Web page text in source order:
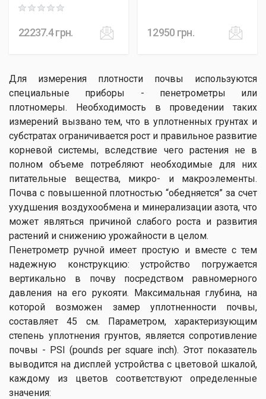
Rating: 0 out of 5
22237.4грн. 12950 грн.
Для измерения плотности почвы используются
специальные приборы - пенетрометры или
плотномеры. Необходимость в проведении таких
измерений вызвано тем, что в уплотненных грунтах и
субстратах ограничивается рост и правильное развитие
корневой системы, вследствие чего растения не в
полном объеме потребляют необходимые для них
питательные вещества, микро- и макроэлементы.
Почва с повышенной плотностью “обедняется” за счет
ухудшения воздухообмена и минерализации азота, что
может являться причиной слабого роста и развития
растений и снижению урожайности в целом.
Пенетрометр ручной имеет простую и вместе с тем
надежную конструкцию: устройство погружается
вертикально в почву посредством равномерного
давления на его рукояти. Максимальная глубина, на
которой возможен замер уплотненности почвы,
составляет 45 см. Параметром, характеризующим
степень уплотнения грунтов, является сопротивление
почвы - PSI (pounds per square inch). Этот показатель
выводится на дисплей устройства с цветовой шкалой,
каждому из цветов соответствуют определенные
значения: